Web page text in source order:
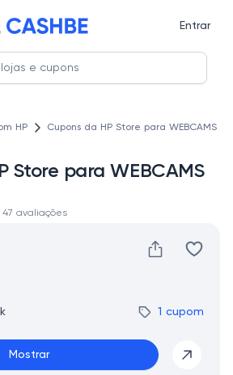
Entrar
HP Cupons da HP Store para WEBCAMS
Store para WEBCAMS
1 cupom
Mostrar
47 avaliações